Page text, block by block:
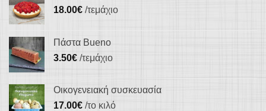
18.00€ /τεμάχιο
Πάστα Bueno
3.50€ /τεμάχιο
Οικογενειακή συσκευασία
17.00€ /το κιλό